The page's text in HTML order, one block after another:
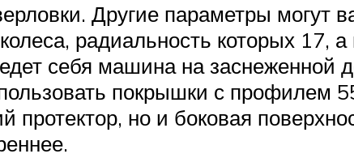
Другие параметры могут
радиальность которых 17,
себя машина на заснеженной
покрышки с профилем
протектор, но и боковая